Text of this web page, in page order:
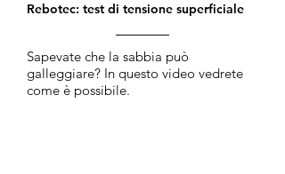
Rebotec: test di tensione superficiale
Sapevate che la sabbia può
galleggiare? In questo video vedrete
come è possibile.